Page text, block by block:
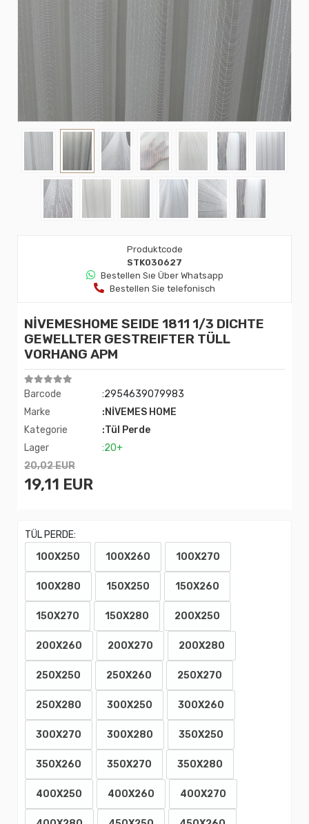
Produktcode
STK030627
Bestellen Sıe Über Whatsapp
Bestellen Sie telefonisch
NİVEMESHOME SEIDE 1811 1/3 DICHTE
GEWELLTER GESTREIFTER TÜLL
VORHANG APM
Barcode
:2954639079983
Marke
:NİVEMES HOME
Kategorie
:Tül Perde
Lager
:20+
20,02 EUR
19,11 EUR
TÜL PERDE:
100X250
100X260 100X270
100X280 150X250 150X260
150X270 150X280 200X250
200X260 200X270 200X280
250X250 250X260 250X270
250X280 300X250 300X260
300X270 300X280 350X250
350X260 350X270 350X280
400X250 400X260 400X270